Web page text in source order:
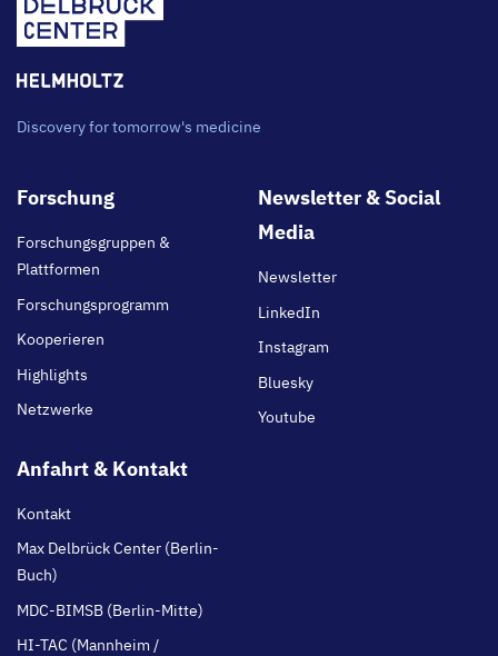
Discovery for tomorrow's medicine
Footer
Forschung
Forschungsgruppen &
Plattformen
Forschungsprogramm
Kooperieren
Highlights
Netzwerke
Newsletter & Social
Media
Newsletter
LinkedIn
Instagram
Bluesky
Youtube
Anfahrt & Kontakt
Kontakt
Max Delbrück Center (Berlin-
Buch)
MDC-BIMSB (Berlin-Mitte)
HI-TAC (Mannheim /